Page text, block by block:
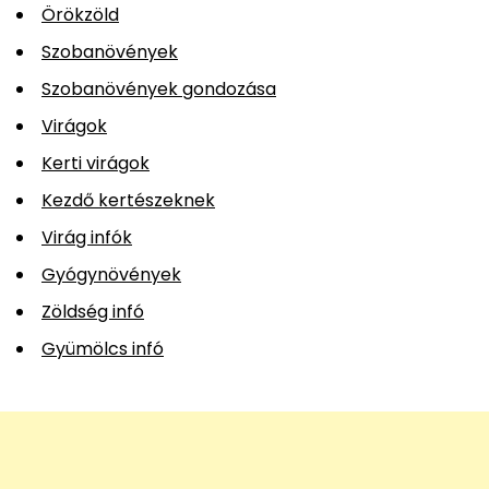
Örökzöld
Szobanövények
Szobanövények gondozása
Virágok
Kerti virágok
Kezdő kertészeknek
Virág infók
Gyógynövények
Zöldség infó
Gyümölcs infó